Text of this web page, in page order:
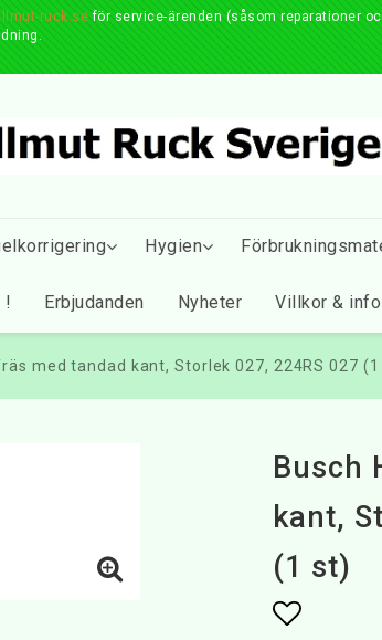
ruck.se för service-ärenden (såsom reparationer
Hygien
! Erbjudanden Nyheter Villkor & info
med tandad kant, Storlek 027, 224RS 027 (1
Busch
kant,
(1 st)